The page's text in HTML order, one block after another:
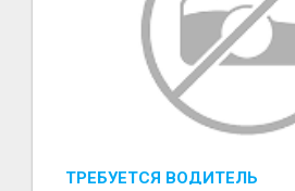
ТРЕБУЕТСЯ ВОДИТЕЛЬ